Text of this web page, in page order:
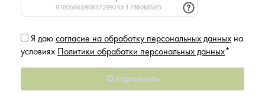
Я даю согласие на обработку персональных данных на
условиях Политики обработки персональных данных*